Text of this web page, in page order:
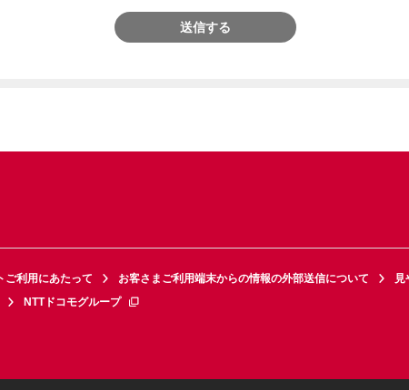
送信する
ご利用にあたって お客さまご利用端末からの情報の外部送信について
見
NTTドコモグループ